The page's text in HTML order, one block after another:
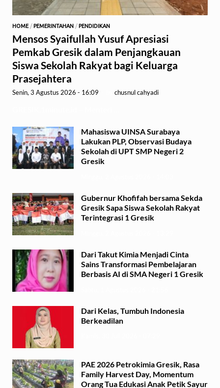
HOME /PEMERINTAHAN /PENDIDIKAN
Mensos Syaifullah Yusuf Apresiasi
Pemkab Gresik dalam Penjangkauan
Siswa Sekolah Rakyat bagi Keluarga
Prasejahtera
Senin, 3 Agustus 2026 - 16:09 chusnul cahyadi
Mahasiswa UINSA Surabaya
Lakukan PLP, Observasi Budaya
Sekolah di UPT SMP Negeri 2
Gresik
Gubernur Khofifah bersama Sekda
Gresik Sapa Siswa Sekolah Rakyat
Terintegrasi 1 Gresik
Dari Takut Kimia Menjadi Cinta
Sains Transformasi Pembelajaran
Berbasis AI di SMA Negeri 1 Gresik
Dari Kelas, Tumbuh Indonesia
Berkeadilan
PAE 2026 Petrokimia Gresik, Rasa
Family Harvest Day, Momentum
Orang Tua Edukasi Anak Petik Sayur